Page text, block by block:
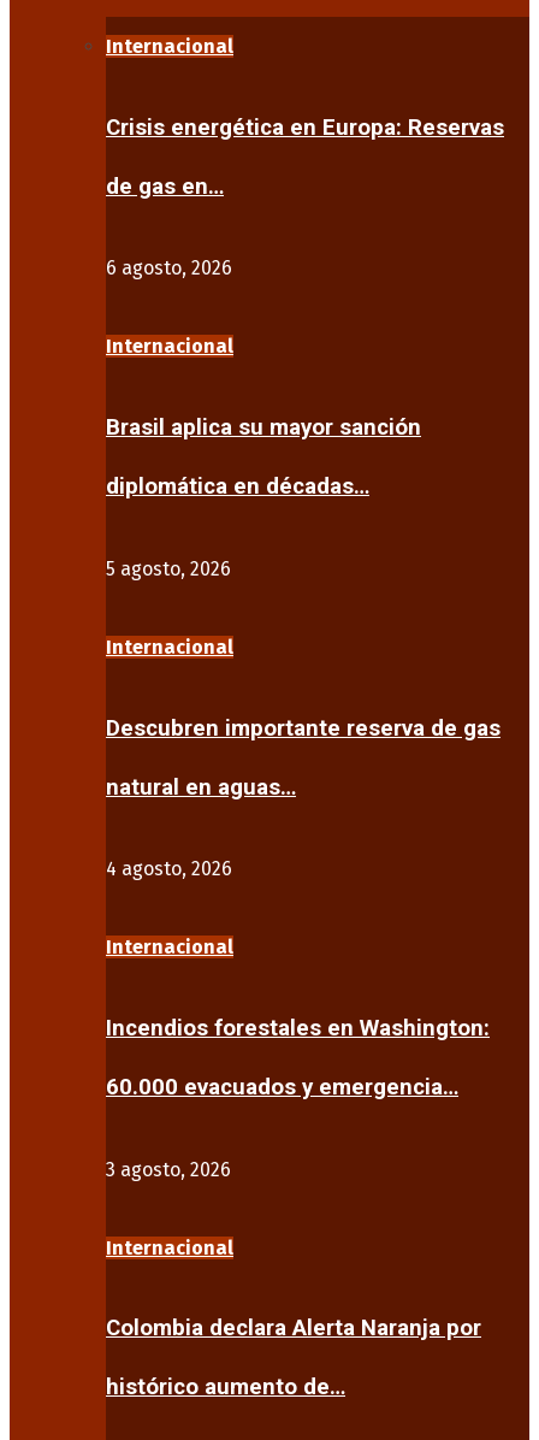
Internacional
Crisis energética en Europa: Reservas
de gas en…
6 agosto, 2026
Internacional
Brasil aplica su mayor sanción
diplomática en décadas…
5 agosto, 2026
Internacional
Descubren importante reserva de gas
natural en aguas…
4 agosto, 2026
Internacional
Incendios forestales en Washington:
60.000 evacuados y emergencia…
3 agosto, 2026
Internacional
Colombia declara Alerta Naranja por
histórico aumento de…